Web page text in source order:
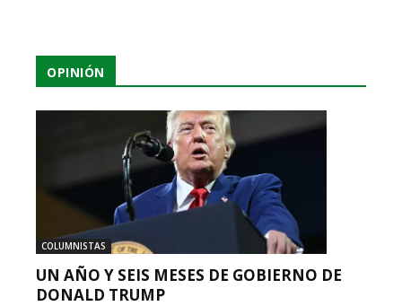
OPINIÓN
COLUMNISTAS
UN AÑO Y SEIS MESES DE GOBIERNO DE
DONALD TRUMP